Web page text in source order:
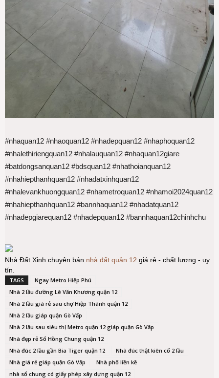
#nhaquan12 #nhaoquan12 #nhadepquan12 #nhaphoquan12
#nhalethiriengquan12 #nhalauquan12 #nhaquan12giare
#batdongsanquan12 #bdsquan12 #nhathoianquan12
#nhahiepthanhquan12 #nhadatxinhquan12
#nhalevankhuongquan12 #nhametroquan12 #nhamoi2024quan12
#nhahiepthanhquan12 #bannhaquan12 #nhadatquan12
#nhadepgiarequan12 #nhadepquan12 #bannhaquan12chinhchu
Nhà Đất Xinh chuyên bán nhà đất quận 12 giá rẻ - chất lượng - uy
tín.
TAGS
Ngay Metro Hiệp Phú
Nhà 2 lầu đường Lê Văn Khương quận 12
Nhà 2 lầu giá rẻ sau chợ Hiệp Thành quận 12
Nhà 2 lầu giáp quận Gò Vấp
Nhà 2 lầu sau siêu thị Metro quận 12 giáp quận Gò Vấp
Nhà đẹp rẻ Sổ Hồng Chung quận 12
Nhà đúc 2 lầu gần Bia Tiger quận 12
Nhà đúc thật kiên cố 2 lầu
Nhà giá rẻ giáp quận Gò Vấp
Nhà phố liền kề
nhà sổ chung có giấy phép xây dựng quận 12